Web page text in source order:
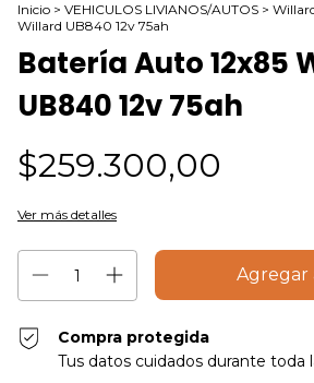
Inicio > VEHICULOS LIVIANOS/AUTOS >
Willard UB840 12v 75ah
Batería Auto 12x85
UB840 12v 75ah
$259.300,00
Ver más detalles
Compra protegida
Tus datos cuidados durante toda